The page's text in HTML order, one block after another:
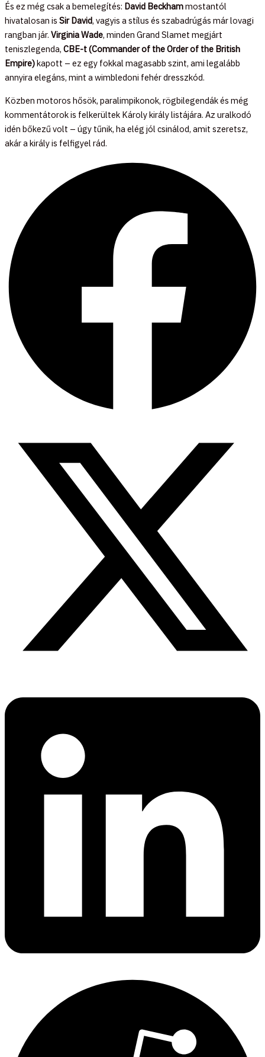
És ez még csak a bemelegítés: David Beckhammostantól
hivatalosan is Sir David, vagyis a stílus és szabadrúgás már lovagi
rangban jár. Virginia Wade, minden Grand Slamet megjárt
teniszlegenda, CBE-t (Commander of the Order of the British
Empire)kapott – ez egy fokkal magasabb szint, ami legalább
annyira elegáns, mint a wimbledoni fehér dresszkód.
Közben motoros hősök, paralimpikonok, rögbilegendák és még
kommentátorok is felkerültek Károly király listájára. Az uralkodó
idén bőkezű volt – úgy tűnik, ha elég jól csinálod, amit szeretsz,
akár a király is felfigyel rád.